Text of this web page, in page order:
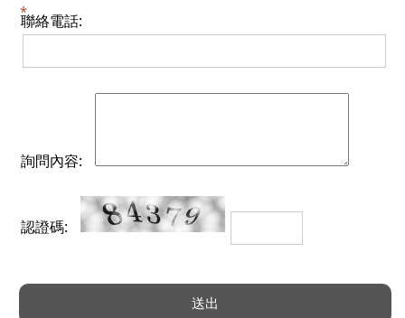
聯絡電話:
詢問內容:
認證碼: